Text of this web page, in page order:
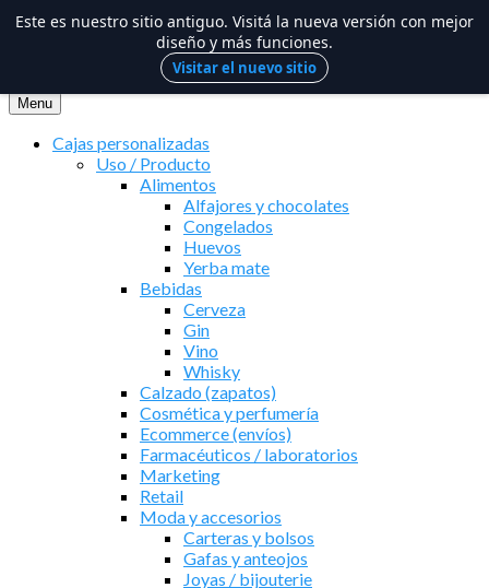
al
contenido
Menu
Cajas personalizadas
Uso / Producto
Alimentos
Alfajores y chocolates
Congelados
Huevos
Yerba mate
Bebidas
Cerveza
Gin
Vino
Whisky
Calzado (zapatos)
Cosmética y perfumería
Ecommerce (envíos)
Farmacéuticos / laboratorios
Marketing
Retail
Moda y accesorios
Carteras y bolsos
Gafas y anteojos
Joyas / bijouterie
Este es nuestro sitio antiguo. Visitá la nueva versión con mejor
diseño y más funciones.
Visitar el nuevo sitio